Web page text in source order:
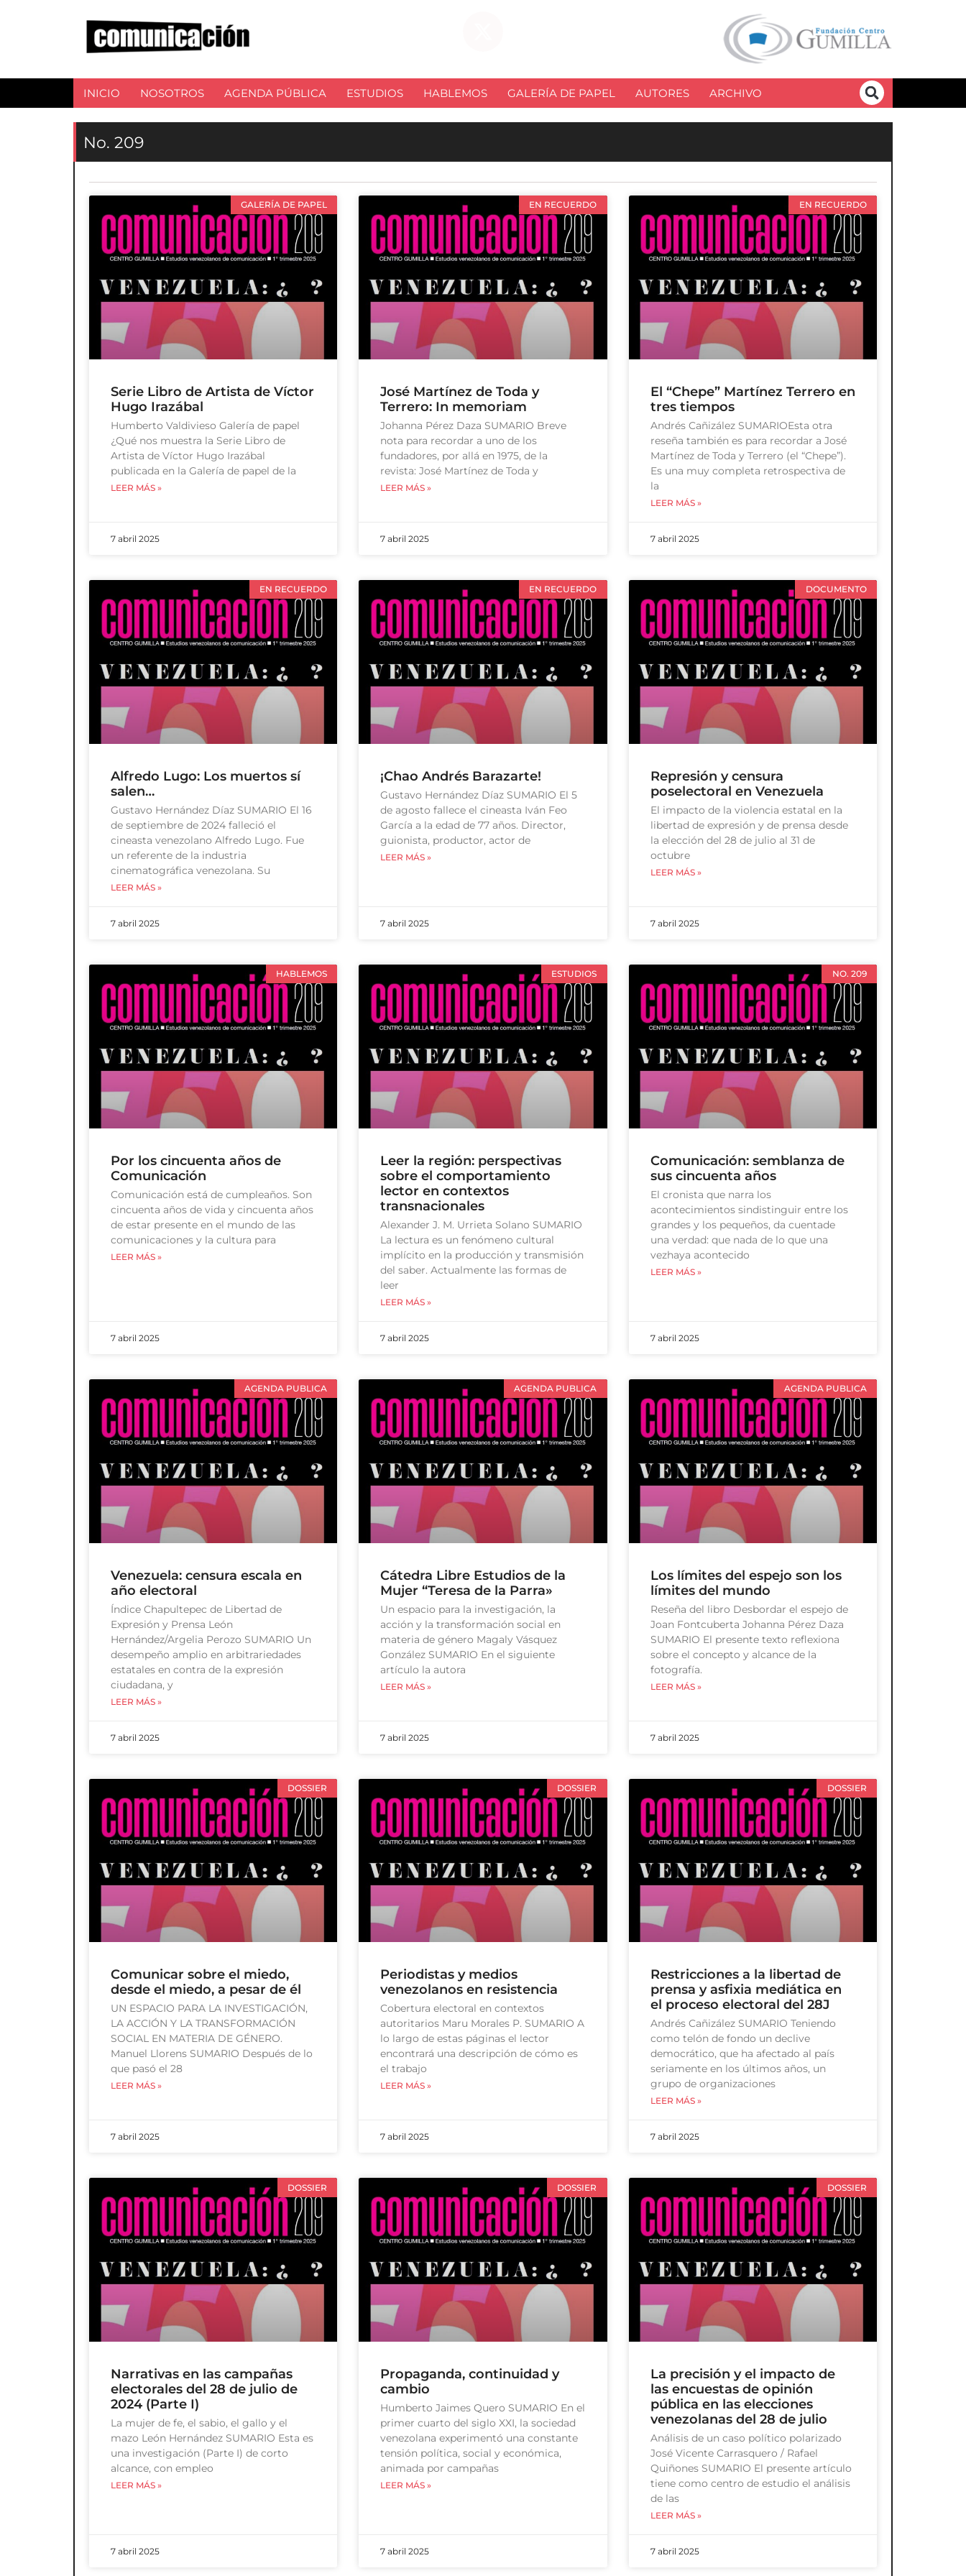
INICIO NOSOTROS AGENDA PÚBLICA ESTUDIOS HABLEMOS GALERÍA DE PAPEL AUTORES ARCHIVO
No. 209
GALERÍA DE PAPEL
Serie Libro de Artista de Víctor
Hugo Irazábal
Humberto Valdivieso Galería de papel
¿Qué nos muestra la Serie Libro de
Artista de Víctor Hugo Irazábal
publicada en la Galería de papel de la
LEER MÁS »
7 abril 2025
EN RECUERDO
José Martínez de Toda y
Terrero: In memoriam
Johanna Pérez Daza SUMARIO Breve
nota para recordar a uno de los
fundadores, por allá en 1975, de la
revista: José Martínez de Toda y
LEER MÁS »
7 abril 2025
EN RECUERDO
El “Chepe” Martínez Terrero en
tres tiempos
Andrés Cañizález SUMARIOEsta otra
reseña también es para recordar a José
Martínez de Toda y Terrero (el “Chepe”).
Es una muy completa retrospectiva de
la
LEER MÁS »
7 abril 2025
EN RECUERDO
Alfredo Lugo: Los muertos sí
salen…
Gustavo Hernández Díaz SUMARIO El 16
de septiembre de 2024 falleció el
cineasta venezolano Alfredo Lugo. Fue
un referente de la industria
cinematográfica venezolana. Su
LEER MÁS »
7 abril 2025
EN RECUERDO
¡Chao Andrés Barazarte!
Gustavo Hernández Díaz SUMARIO El 5
de agosto fallece el cineasta Iván Feo
García a la edad de 77 años. Director,
guionista, productor, actor de
LEER MÁS »
7 abril 2025
DOCUMENTO
Represión y censura
poselectoral en Venezuela
El impacto de la violencia estatal en la
libertad de expresión y de prensa desde
la elección del 28 de julio al 31 de
octubre
LEER MÁS »
7 abril 2025
HABLEMOS
Por los cincuenta años de
Comunicación
Comunicación está de cumpleaños. Son
cincuenta años de vida y cincuenta años
de estar presente en el mundo de las
comunicaciones y la cultura para
LEER MÁS »
7 abril 2025
ESTUDIOS
Leer la región: perspectivas
sobre el comportamiento
lector en contextos
transnacionales
Alexander J. M. Urrieta Solano SUMARIO
La lectura es un fenómeno cultural
implícito en la producción y transmisión
del saber. Actualmente las formas de
leer
LEER MÁS »
7 abril 2025
NO. 209
Comunicación: semblanza de
sus cincuenta años
El cronista que narra los
acontecimientos sindistinguir entre los
grandes y los pequeños, da cuentade
una verdad: que nada de lo que una
vezhaya acontecido
LEER MÁS »
7 abril 2025
AGENDA PUBLICA
Venezuela: censura escala en
año electoral
Índice Chapultepec de Libertad de
Expresión y Prensa León
Hernández/Argelia Perozo SUMARIO Un
desempeño amplio en arbitrariedades
estatales en contra de la expresión
ciudadana, y
LEER MÁS »
7 abril 2025
AGENDA PUBLICA
Cátedra Libre Estudios de la
Mujer “Teresa de la Parra»
Un espacio para la investigación, la
acción y la transformación social en
materia de género Magaly Vásquez
González SUMARIO En el siguiente
artículo la autora
LEER MÁS »
7 abril 2025
AGENDA PUBLICA
Los límites del espejo son los
límites del mundo
Reseña del libro Desbordar el espejo de
Joan Fontcuberta Johanna Pérez Daza
SUMARIO El presente texto reflexiona
sobre el concepto y alcance de la
fotografía.
LEER MÁS »
7 abril 2025
DOSSIER
Comunicar sobre el miedo,
desde el miedo, a pesar de él
UN ESPACIO PARA LA INVESTIGACIÓN,
LA ACCIÓN Y LA TRANSFORMACIÓN
SOCIAL EN MATERIA DE GÉNERO.
Manuel Llorens SUMARIO Después de lo
que pasó el 28
LEER MÁS »
7 abril 2025
DOSSIER
Periodistas y medios
venezolanos en resistencia
Cobertura electoral en contextos
autoritarios Maru Morales P. SUMARIO A
lo largo de estas páginas el lector
encontrará una descripción de cómo es
el trabajo
LEER MÁS »
7 abril 2025
DOSSIER
Restricciones a la libertad de
prensa y asfixia mediática en
el proceso electoral del 28J
Andrés Cañizález SUMARIO Teniendo
como telón de fondo un declive
democrático, que ha afectado al país
seriamente en los últimos años, un
grupo de organizaciones
LEER MÁS »
7 abril 2025
DOSSIER
Narrativas en las campañas
electorales del 28 de julio de
2024 (Parte I)
La mujer de fe, el sabio, el gallo y el
mazo León Hernández SUMARIO Esta es
una investigación (Parte I) de corto
alcance, con empleo
LEER MÁS »
7 abril 2025
DOSSIER
Propaganda, continuidad y
cambio
Humberto Jaimes Quero SUMARIO En el
primer cuarto del siglo XXI, la sociedad
venezolana experimentó una constante
tensión política, social y económica,
animada por campañas
LEER MÁS »
7 abril 2025
DOSSIER
La precisión y el impacto de
las encuestas de opinión
pública en las elecciones
venezolanas del 28 de julio
Análisis de un caso político polarizado
José Vicente Carrasquero / Rafael
Quiñones SUMARIO El presente artículo
tiene como centro de estudio el análisis
de las
LEER MÁS »
7 abril 2025